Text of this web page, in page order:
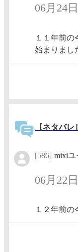
06月24日
１１年前
始まりまし
【ネタバ
[586] mixiユ
06月22日
１２年前の